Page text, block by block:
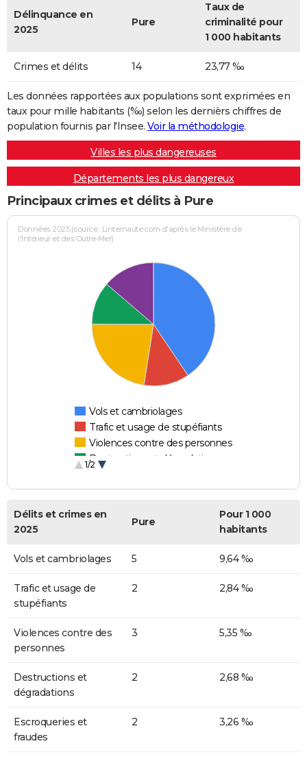
Délinquance en
2025
Pure
Taux de
criminalité pour
1 000 habitants
Crimes et délits 14 23,77 ‰
Les données rapportées aux populations sont exprimées en
taux pour mille habitants (‰) selon les dernièrs chiffres de
population fournis par l'Insee. Voir la méthodologie.
Villes les plus dangereuses
Départements les plus dangereux
Principaux crimes et délits à Pure
Données 2025 (source : Linternaute.com d'après le Ministère de
l'Intérieur et des Outre-Mer)
Vols et cambriolages
Trafic et usage de stupéfiants
Violences contre des personnes
Destructions et dégradations
1/2
Délits et crimes en
2025
Pure
Pour 1 000
habitants
Vols et cambriolages 5 9,64 ‰
Trafic et usage de
stupéfiants
2 2,84 ‰
Violences contre des
personnes
3 5,35 ‰
Destructions et
dégradations
2 2,68 ‰
Escroqueries et
fraudes
2 3,26 ‰